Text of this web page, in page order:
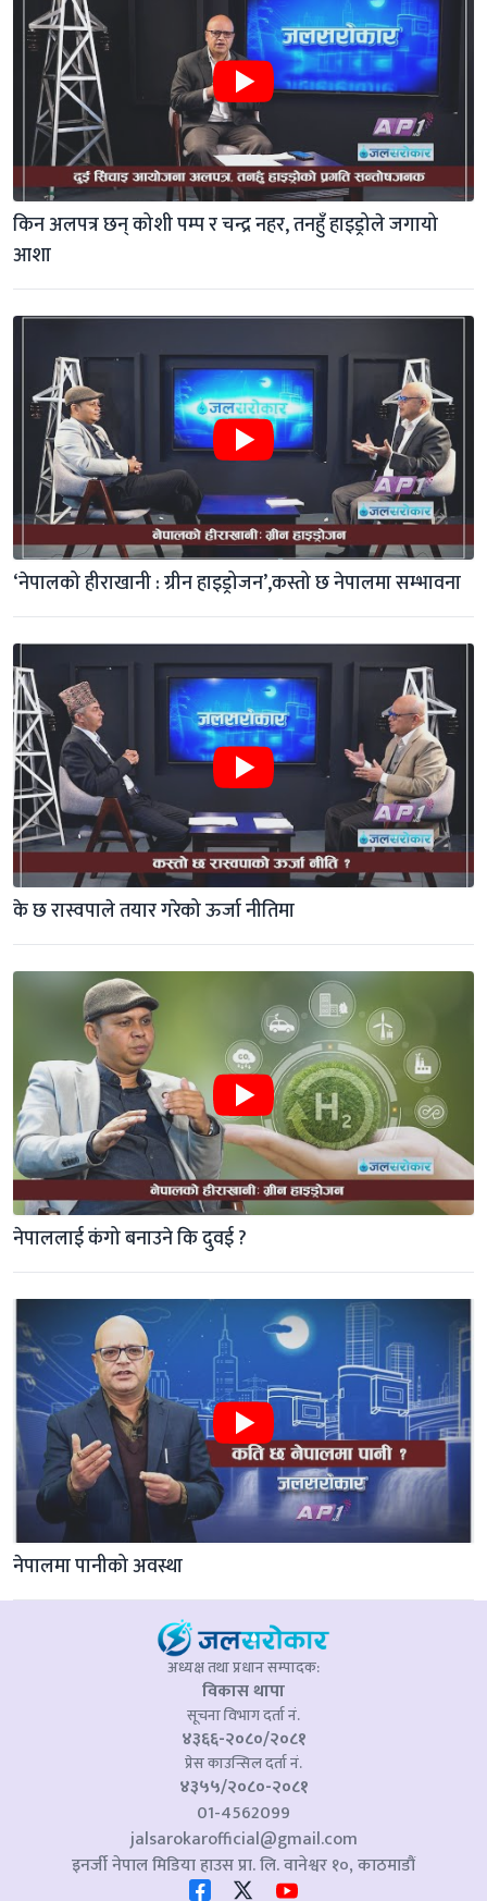
किन अलपत्र छन् कोशी पम्प र चन्द्र नहर, तनहुँ हाइड्रोले जगायो
आशा
‘नेपालको हीराखानी : ग्रीन हाइड्रोजन’,कस्तो छ नेपालमा सम्भावना
के छ रास्वपाले तयार गरेको ऊर्जा नीतिमा
नेपाललाई कंगो बनाउने कि दुवई ?
नेपालमा पानीको अवस्था
अध्यक्ष तथा प्रधान सम्पादक:
विकास थापा
सूचना विभाग दर्ता नं.
४३६६-२०८०/२०८१
प्रेस काउन्सिल दर्ता नं.
४३५५/२०८०-२०८१
01-4562099
jalsarokarofficial@gmail.com
इनर्जी नेपाल मिडिया हाउस प्रा. लि. वानेश्वर १०, काठमाडौं